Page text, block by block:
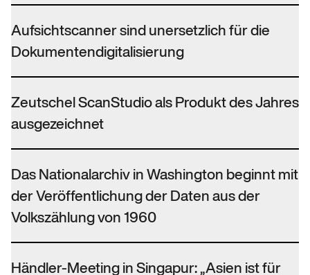
Aufsichtscanner sind unersetzlich für die
Dokumentendigitalisierung
Zeutschel ScanStudio als Produkt des Jahres
ausgezeichnet
Das Nationalarchiv in Washington beginnt mit
der Veröffentlichung der Daten aus der
Volkszählung von 1960
Händler-Meeting in Singapur: „Asien ist für